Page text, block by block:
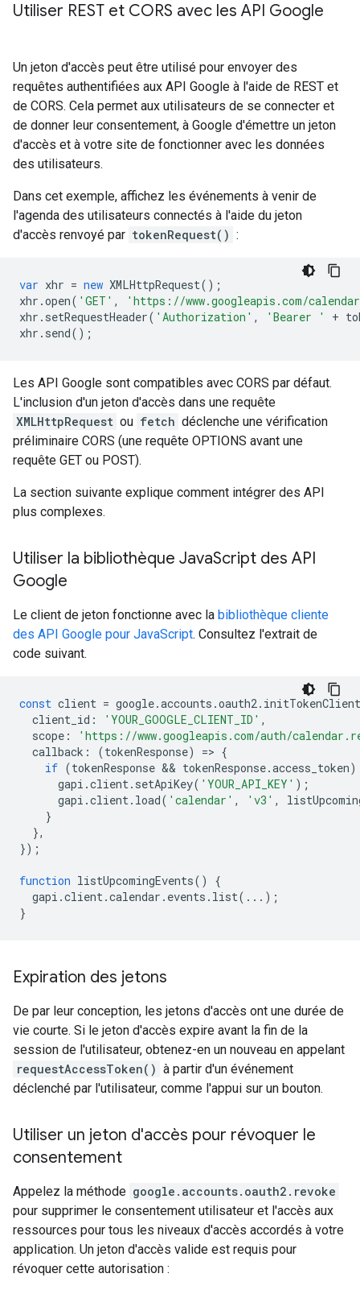
Utiliser REST et CORS avec les API Google
Un jeton d'accès peut être utilisé pour envoyer des
requêtes authentifiées aux API Google à l'aide de REST et
de CORS. Cela permet aux utilisateurs de se connecter et
de donner leur consentement, à Google d'émettre un jeton
d'accès et à votre site de fonctionner avec les données
des utilisateurs.
Dans cet exemple, affichez les événements à venir de
l'agenda des utilisateurs connectés à l'aide du jeton
d'accès renvoyé par tokenRequest() :
var xhr = new XMLHttpRequest();
xhr .open( 'GET' ,
'https://www.googleapis.com/
xhr . setRequestHeader( 'Authorization' , 'Bearer ' +
xhr . send();
Les API Google sont compatibles avec CORS par défaut.
L'inclusion d'un jeton d'accès dans une requête
XMLHttpRequest ou fetch déclenche une vérification
préliminaire CORS (une requête OPTIONS avant une
requête GET ou POST).
La section suivante explique comment intégrer des API
plus complexes.
Utiliser la bibliothèque JavaScript des API
Google
Le client de jeton fonctionne avec la bibliothèque cliente
des API Google pour JavaScript. Consultez l'extrait de
code suivant.
const client = google.accounts .oauth2. initTokenClient
client_id : 'YOUR_GOOGLE_CLIENT_ID' ,
scope :
'https://www.googleapis.com/auth/
callback : (tokenResponse) => {
if (tokenResponse && tokenResponse.access_token)
gapi .client. setApiKey( 'YOUR_API_KEY' );
gapi .client. load( 'calendar' , 'v3' ,
}
},
});
function listUpcomingEvents()
{
gapi .client.calendar . events . list(...);
}
Expiration des jetons
De par leur conception, les jetons d'accès ont une durée de
vie courte. Si le jeton d'accès expire avant la fin de la
session de l'utilisateur, obtenez-en un nouveau en appelant
requestAccessToken() à partir d'un événement
déclenché par l'utilisateur, comme l'appui sur un bouton.
Utiliser un jeton d'accès pour révoquer le
consentement
Appelez la méthode google.accounts.oauth2.revoke
pour supprimer le consentement utilisateur et l'accès aux
ressources pour tous les niveaux d'accès accordés à votre
application. Un jeton d'accès valide est requis pour
révoquer cette autorisation :